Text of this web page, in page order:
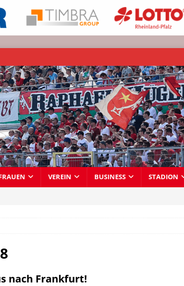
VEREIN BUSINESS STADION
nach Frankfurt!